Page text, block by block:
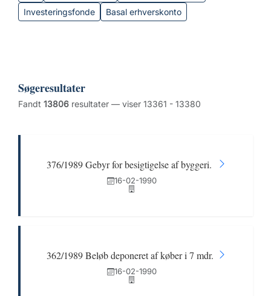
Investeringsfonde
Basal erhverskonto
Søgeresultater
Fandt 13806 resultater — viser 13361 - 13380
376/1989 Gebyr for besigtigelse af byggeri.
16-02-1990
362/1989 Beløb deponeret af køber i 7 mdr.
16-02-1990